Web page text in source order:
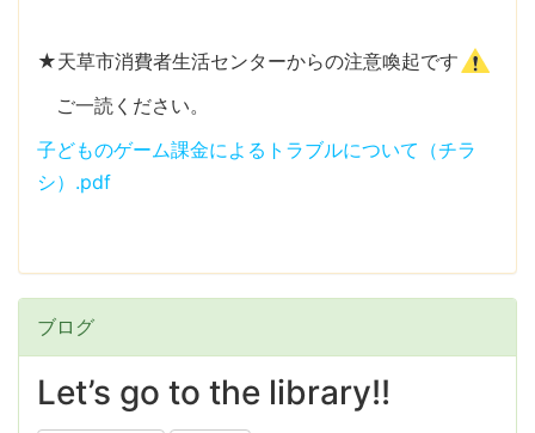
★天草市消費者生活センターからの注意喚起です
ご一読ください。
子どものゲーム課金によるトラブルについて（チラ
シ）.pdf
ブログ
Let’s go to the library!!